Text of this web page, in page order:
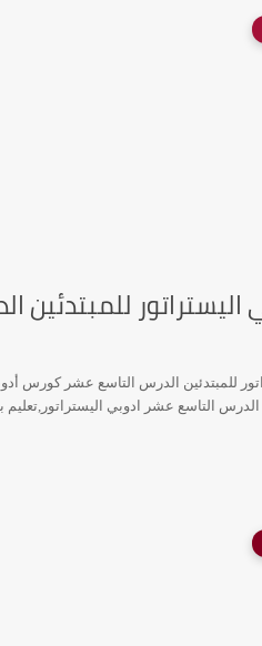
للمبتدئين
للمبتدئين الدرس التاسع عشر كورس
الدرس التاسع عشر ادوبي اليستراتور,تعليم